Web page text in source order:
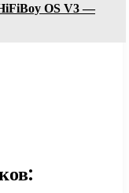
OS V3 —